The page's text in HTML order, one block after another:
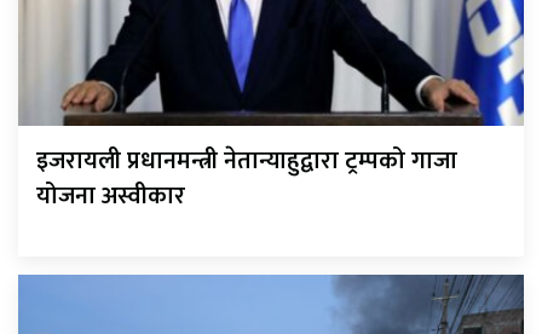
इजरायली प्रधानमन्त्री नेतान्याहुद्वारा ट्रम्पको गाजा
योजना अस्वीकार